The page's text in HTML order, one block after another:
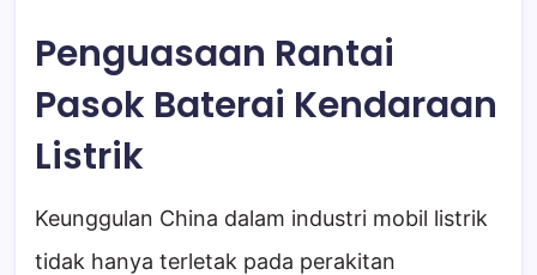
Penguasaan Rantai
Pasok Baterai Kendaraan
Listrik
Keunggulan China dalam industri mobil listrik
tidak hanya terletak pada perakitan